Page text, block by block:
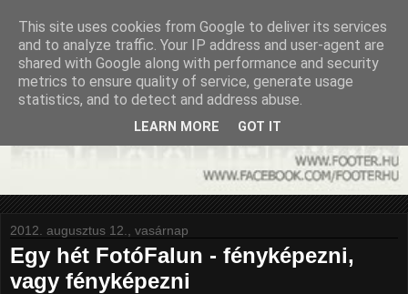
2012. augusztus 12., vasárnap
Egy hét FotóFalun - fényképezni,
vagy fényképezni
This site uses cookies from Google to deliver its services
and to analyze traffic. Your IP address and user-agent are
shared with Google along with performance and security
metrics to ensure quality of service, generate usage
statistics, and to detect and address abuse.
LEARN MORE GOT IT